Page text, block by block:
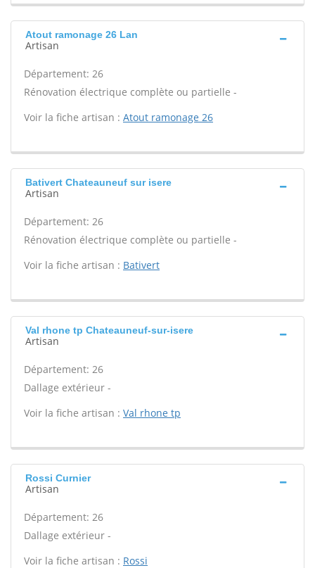
Atout ramonage 26 Lan
Artisan
Département: 26
Rénovation électrique complète ou partielle -
Voir la fiche artisan : Atout ramonage 26
Bativert Chateauneuf sur isere
Artisan
Département: 26
Rénovation électrique complète ou partielle -
Voir la fiche artisan : Bativert
Val rhone tp Chateauneuf-sur-isere
Artisan
Département: 26
Dallage extérieur -
Voir la fiche artisan : Val rhone tp
Rossi Curnier
Artisan
Département: 26
Dallage extérieur -
Voir la fiche artisan : Rossi